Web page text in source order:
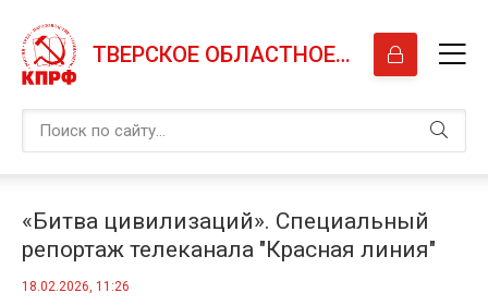
ТВЕРСКОЕ ОБЛАСТНОЕ ОТДЕЛЕНИЕ КПРФ
«Битва цивилизаций». Специальный
репортаж телеканала "Красная линия"
из Бежецкого района
18.02.2026, 11:26